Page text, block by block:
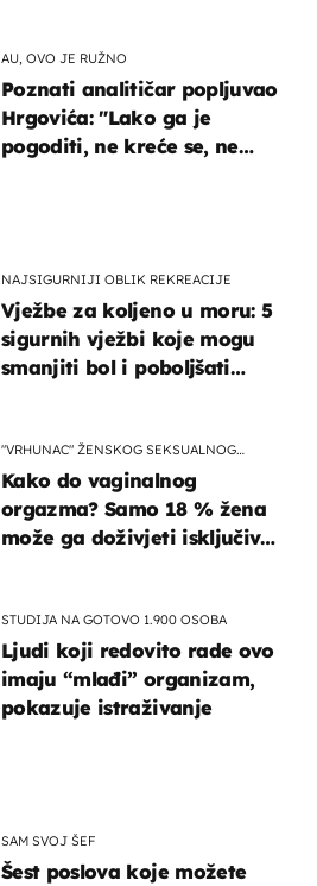
NAJSIGURNIJI OBLIK REKREACIJE
Vježbe za koljeno u moru: 5
sigurnih vježbi koje mogu
smanjiti bol i poboljšati
"VRHUNAC" ŽENSKOG SEKSUALNOG
Kako do vaginalnog
orgazma? Samo 18 % žena
može ga doživjeti isključivo
STUDIJA NA GOTOVO 1.900 OSOBA
Ljudi koji redovito rade ovo
imaju “mlađi” organizam,
pokazuje istraživanje
AU, OVO JE RUŽNO
Poznati analitičar popljuvao
Hrgovića: "Lako ga je
pogoditi, ne kreće se, ne
SAM SVOJ ŠEF
Šest poslova koje možete